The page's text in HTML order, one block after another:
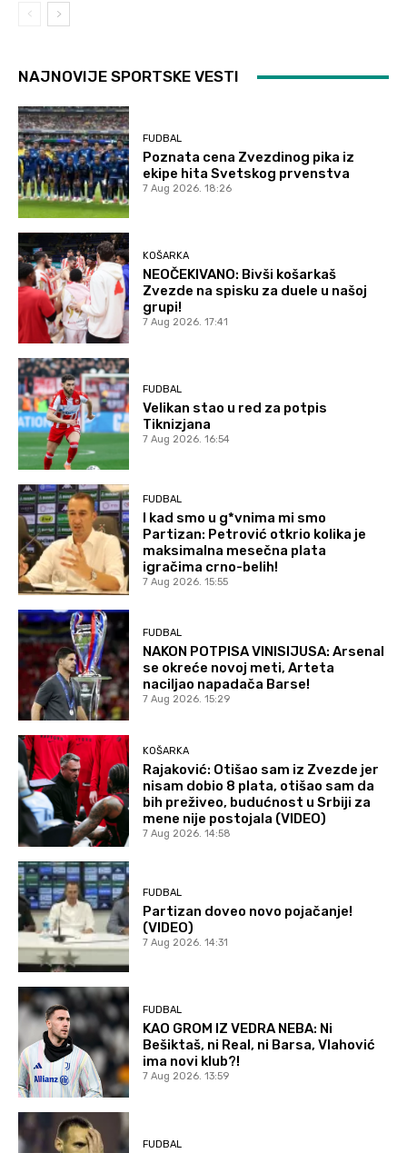
NAJNOVIJE SPORTSKE VESTI
FUDBAL
Poznata cena Zvezdinog pika iz
ekipe hita Svetskog prvenstva
7 Aug 2026. 18:26
KOŠARKA
NEOČEKIVANO: Bivši košarkaš
Zvezde na spisku za duele u našoj
grupi!
7 Aug 2026. 17:41
FUDBAL
Velikan stao u red za potpis
Tiknizjana
7 Aug 2026. 16:54
FUDBAL
I kad smo u g*vnima mi smo
Partizan: Petrović otkrio kolika je
maksimalna mesečna plata
igračima crno-belih!
7 Aug 2026. 15:55
FUDBAL
NAKON POTPISA VINISIJUSA: Arsenal
se okreće novoj meti, Arteta
naciljao napadača Barse!
7 Aug 2026. 15:29
KOŠARKA
Rajaković: Otišao sam iz Zvezde jer
nisam dobio 8 plata, otišao sam da
bih preživeo, budućnost u Srbiji za
mene nije postojala (VIDEO)
7 Aug 2026. 14:58
FUDBAL
Partizan doveo novo pojačanje!
(VIDEO)
7 Aug 2026. 14:31
FUDBAL
KAO GROM IZ VEDRA NEBA: Ni
Bešiktaš, ni Real, ni Barsa, Vlahović
ima novi klub?!
7 Aug 2026. 13:59
FUDBAL